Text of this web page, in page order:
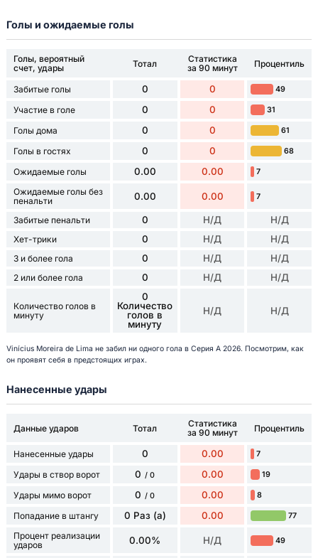
Голы и ожидаемые голы
Голы, вероятный
счет, удары
Тотал
Статистика
за 90 минут
Процентиль
Забитые голы 0 0 49
Участие в голе 0 0 31
Голы дома 0 0 61
Голы в гостях 0 0 68
Ожидаемые голы 0.00 0.00 7
Ожидаемые голы без
пенальти
0.00 0.00 7
Забитые пенальти 0 Н/Д Н/Д
Хет-трики 0 Н/Д Н/Д
3 и более гола 0 Н/Д Н/Д
2 или более гола 0 Н/Д Н/Д
Количество голов в
минуту
0
Количество
голов в
минуту
Н/Д Н/Д
Vinícius Moreira de Lima не забил ни одного гола в Серия А 2026. Посмотрим, как
он проявят себя в предстоящих играх.
Нанесенные удары
Данные ударов Тотал
Статистика
за 90 минут
Процентиль
Нанесенные удары 0 0.00 7
Удары в створ ворот 0 / 0 0.00 19
Удары мимо ворот 0 / 0 0.00 8
Попадание в штангу 0 Раз (а) 0.00 77
Процент реализации
ударов
0.00% Н/Д 49